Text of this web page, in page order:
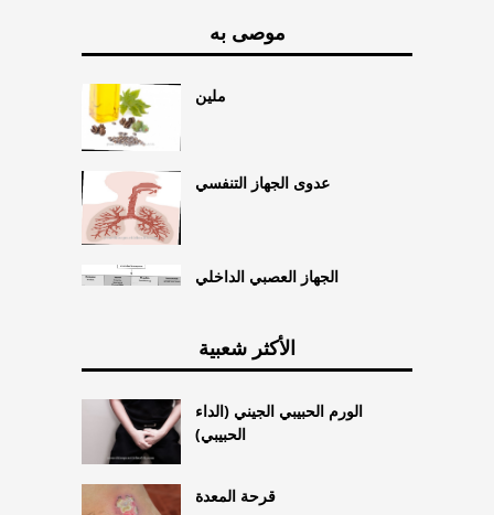
موصى به
ملين
عدوى الجهاز التنفسي
الجهاز العصبي الداخلي
الأكثر شعبية
الورم الحبيبي الجيني (الداء
الحبيبي)
قرحة المعدة